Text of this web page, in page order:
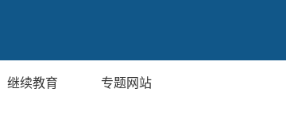
继续教育 专题网站